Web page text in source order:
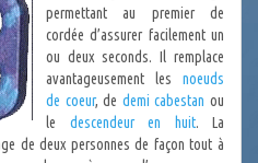
permettant au premier de
cordée d’assurer facilement un
ou deux seconds. Il remplace
avantageusement les noeuds
de coeur, de demi cabestan ou
le descendeur en huit. La
de deux personnes de façon tout à